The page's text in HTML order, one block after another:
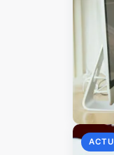
ACTU